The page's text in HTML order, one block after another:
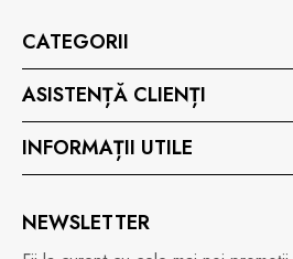
CATEGORII
ASISTENȚĂ CLIENȚI
INFORMAȚII UTILE
NEWSLETTER